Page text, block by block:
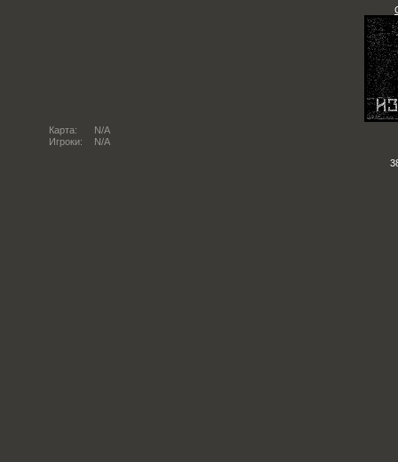
Карта:
N/A
Игроки:
N/A